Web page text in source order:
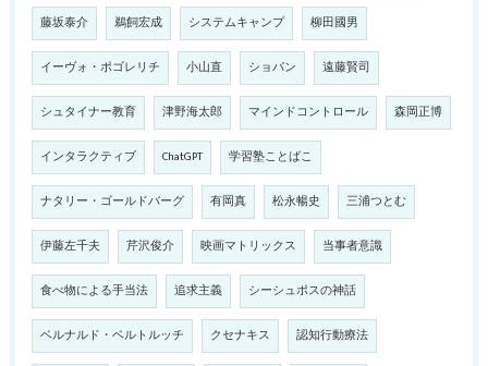
藤坂泰介 鵜飼宏成 システムキャンプ 柳田國男
イーヴォ・ポゴレリチ 小山直 ショパン 遠藤賢司
シュタイナー教育 津野海太郎 マインドコントロール 森岡正博
インタラクティブ ChatGPT 学習塾ことばこ
ナタリー・ゴールドバーグ 有岡真 松永暢史 三浦つとむ
伊藤左千夫 芹沢俊介 映画マトリックス 当事者意識
食べ物による手当法 追求主義 シーシュポスの神話
ベルナルド・ベルトルッチ クセナキス 認知行動療法